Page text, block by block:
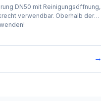
DN50 mit Reinigungsöffnung,
verwendbar. Oberhalb der
→